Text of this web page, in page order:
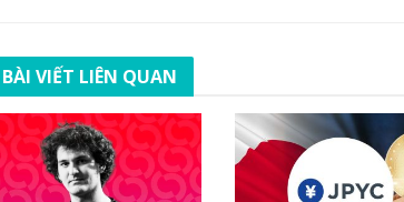
BÀI VIẾT LIÊN QUAN